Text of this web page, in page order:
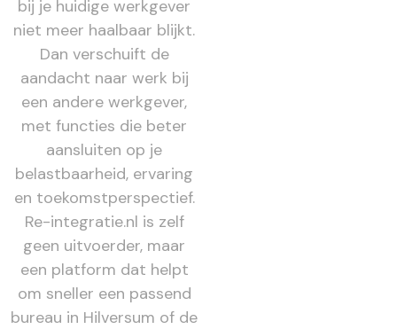
bij je huidige werkgever
niet meer haalbaar blijkt.
Dan verschuift de
aandacht naar werk bij
een andere werkgever,
met functies die beter
aansluiten op je
belastbaarheid, ervaring
en toekomstperspectief.
Re-integratie.nl is zelf
geen uitvoerder, maar
een platform dat helpt
om sneller een passend
bureau in Hilversum of de